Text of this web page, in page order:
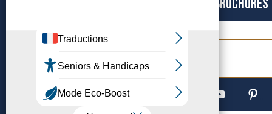
CARTES ET BROCHURES
©Archipel de Thau, 2026Accessibilité
Mentions légales